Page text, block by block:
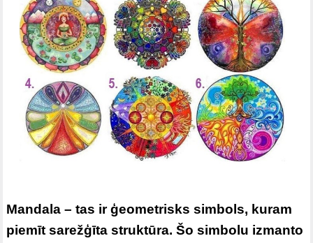
Mandala – tas ir ģeometrisks simbols, kuram
piemīt sarežģīta struktūra. Šo simbolu izmanto